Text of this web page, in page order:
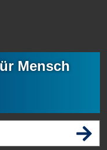
Mensch